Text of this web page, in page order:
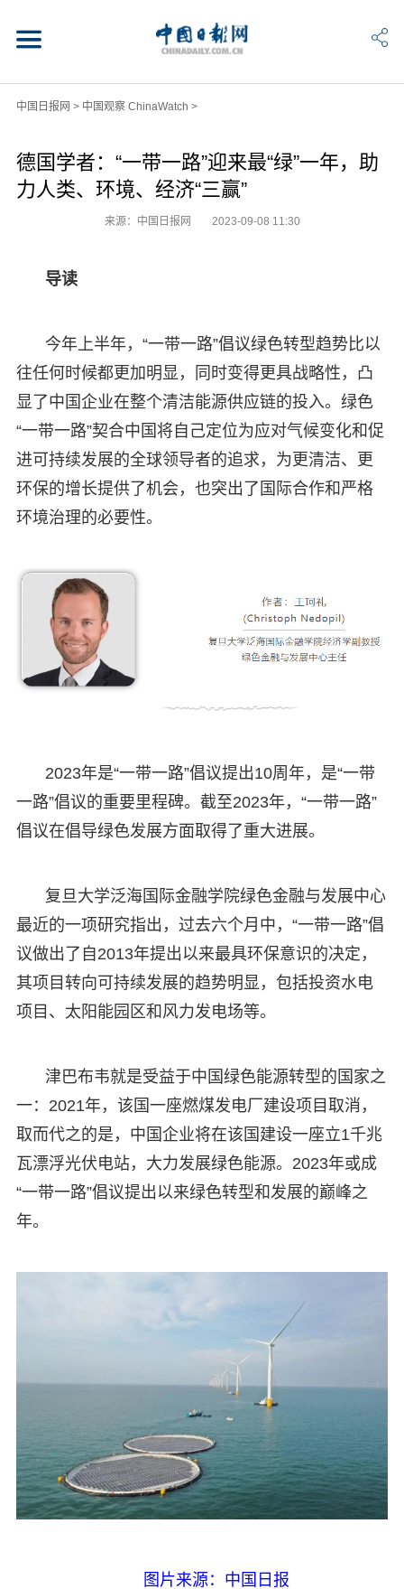
中国日报网 > 中国观察 ChinaWatch >
德国学者：“一带一路”迎来最“绿”一年，助
力人类、环境、经济“三赢”
来源：中国日报网 2023-09-08 11:30
导读
今年上半年，“一带一路”倡议绿色转型趋势比以
往任何时候都更加明显，同时变得更具战略性，凸
显了中国企业在整个清洁能源供应链的投入。绿色
“一带一路”契合中国将自己定位为应对气候变化和促
进可持续发展的全球领导者的追求，为更清洁、更
环保的增长提供了机会，也突出了国际合作和严格
环境治理的必要性。
2023年是“一带一路”倡议提出10周年，是“一带
一路”倡议的重要里程碑。截至2023年，“一带一路”
倡议在倡导绿色发展方面取得了重大进展。
复旦大学泛海国际金融学院绿色金融与发展中心
最近的一项研究指出，过去六个月中，“一带一路”倡
议做出了自2013年提出以来最具环保意识的决定，
其项目转向可持续发展的趋势明显，包括投资水电
项目、太阳能园区和风力发电场等。
津巴布韦就是受益于中国绿色能源转型的国家之
一：2021年，该国一座燃煤发电厂建设项目取消，
取而代之的是，中国企业将在该国建设一座立1千兆
瓦漂浮光伏电站，大力发展绿色能源。2023年或成
“一带一路”倡议提出以来绿色转型和发展的巅峰之
年。
图片来源：中国日报